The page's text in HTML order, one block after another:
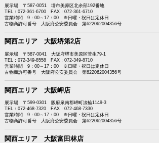
展示場 〒587-0051 堺市美原区北余部192番地
TEL：072-361-6700 FAX：072-361-6710
営業時間 9：00～17：00 ※日曜・祝日は定休日
古物商許可番号 大阪府公安委員会 第622062004356号
関西エリア 大阪堺第2店
展示場 〒587-0041 大阪府堺市美原区菅生79-1
TEL：072-349-8558 FAX：072-349-8710
営業時間 9：00～17：00 ※日曜・祝日は定休日
古物商許可番号 大阪府公安委員会 第622062004356号
関西エリア 大阪岬店
展示場 〒599-0301 阪府泉南郡岬町淡輪1149-3
TEL：072-468-7320 FAX：072-468-7330
営業時間 9：00～17：00 ※日曜・祝日は定休日
古物商許可番号 大阪府公安委員会 第622062004356号
関西エリア 大阪富田林店